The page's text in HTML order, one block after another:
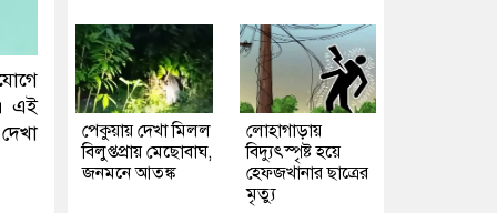
এই
পেকুয়ায় দেখা মিলল
বিলুপ্তপ্রায় মেছোবাঘ,
জনমনে আতঙ্ক
লোহাগাড়ায়
বিদ্যুৎস্পৃষ্ট হয়ে
হেফজখানার ছাত্রের
মৃত্যু